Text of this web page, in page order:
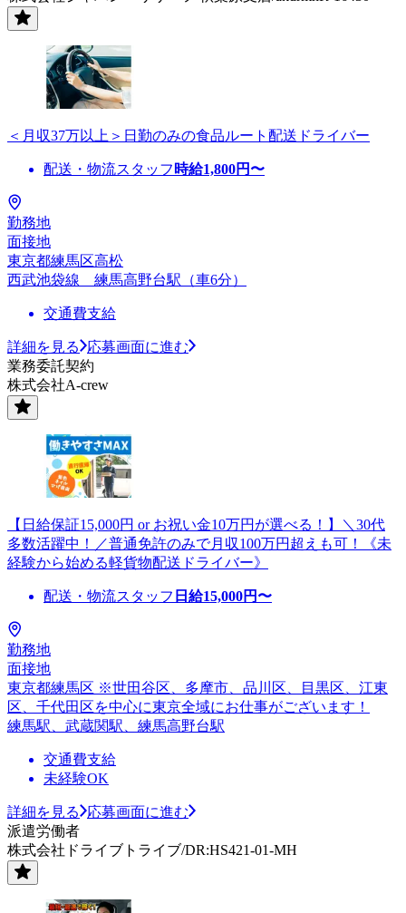
＜月収37万以上＞日勤のみの食品ルート配送ドライバー
配送・物流スタッフ 時給1,800円〜
勤務地
面接地
東京都練馬区高松
西武池袋線 練馬高野台駅（車6分）
交通費支給
詳細を見る
応募画面に進む
業務委託契約
株式会社A-crew
【日給保証15,000円 or お祝い金10万円が選べる！】＼30代
多数活躍中！／普通免許のみで月収100万円超えも可！《未
経験から始める軽貨物配送ドライバー》
配送・物流スタッフ 日給15,000円〜
勤務地
面接地
東京都練馬区 ※世田谷区、多摩市、品川区、目黒区、江東
区、千代田区を中心に東京全域にお仕事がございます！
練馬駅、武蔵関駅、練馬高野台駅
交通費支給
未経験OK
詳細を見る
応募画面に進む
派遣労働者
株式会社ドライブトライブ/DR:HS421-01-MH